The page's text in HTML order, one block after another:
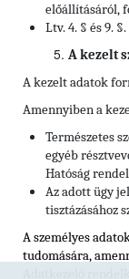
előállításáról,
Ltv. 4. § és 9. §.
A kezelt
A kezelt adatok
Amennyiben a
Természetes
egyéb
Hatóság
Az adott ügy
tisztázásához
A személyes
tudomására,